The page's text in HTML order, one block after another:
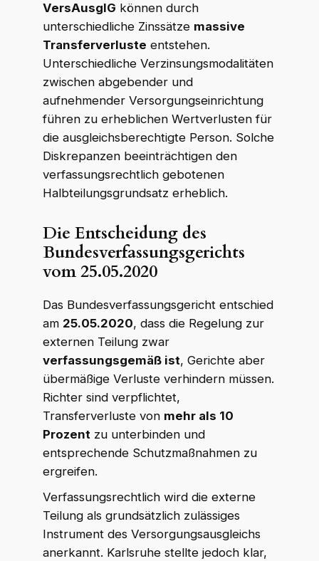
VersAusglG können durch
unterschiedliche Zinssätze massive
Transferverluste entstehen.
Unterschiedliche Verzinsungsmodalitäten
zwischen abgebender und
aufnehmender Versorgungseinrichtung
führen zu erheblichen Wertverlusten für
die ausgleichsberechtigte Person. Solche
Diskrepanzen beeinträchtigen den
verfassungsrechtlich gebotenen
Halbteilungsgrundsatz erheblich.
Die Entscheidung des
Bundesverfassungsgerichts
vom 25.05.2020
Das Bundesverfassungsgericht entschied
am 25.05.2020, dass die Regelung zur
externen Teilung zwar
verfassungsgemäß ist, Gerichte aber
übermäßige Verluste verhindern müssen.
Richter sind verpflichtet,
Transferverluste von mehr als 10
Prozentzu unterbinden und
entsprechende Schutzmaßnahmen zu
ergreifen.
Verfassungsrechtlich wird die externe
Teilung als grundsätzlich zulässiges
Instrument des Versorgungsausgleichs
anerkannt. Karlsruhe stellte jedoch klar,